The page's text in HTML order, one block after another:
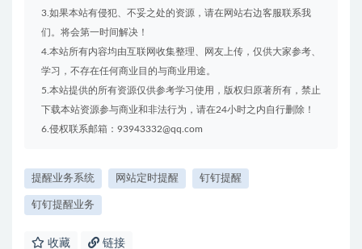
3.如果本站有侵犯、不妥之处的资源，请在网站右边客服联系我
们。将会第一时间解决！
4.本站所有内容均由互联网收集整理、网友上传，仅供大家参考、
学习，不存在任何商业目的与商业用途。
5.本站提供的所有资源仅供参考学习使用，版权归原著所有，禁止
下载本站资源参与商业和非法行为，请在24小时之内自行删除！
6.侵权联系邮箱：93943332@qq.com
提醒业务系统 网站定时提醒 钉钉提醒
钉钉提醒业务
收藏 链接